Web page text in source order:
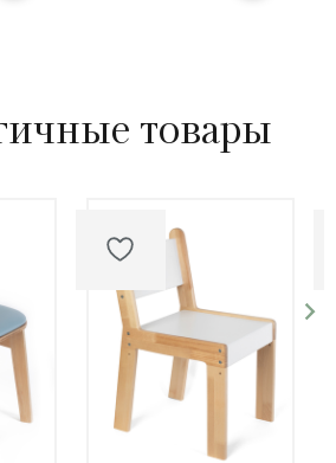
товары